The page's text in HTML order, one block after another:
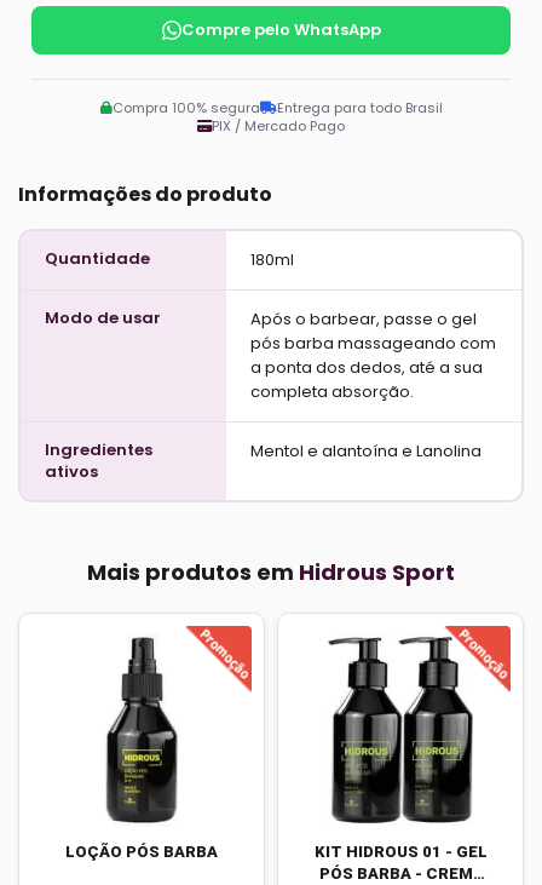
Compre pelo WhatsApp
Compra 100% segura
Entrega para todo Brasil
PIX / Mercado Pago
Informações do produto
Quantidade 180ml
Modo de usar
Após o barbear, passe o gel
pós barba massageando com
a ponta dos dedos, até a sua
completa absorção.
Ingredientes
ativos
Mentol e alantoína e Lanolina
Mais produtos em Hidrous Sport
LOÇÃO PÓS BARBA
KIT HIDROUS 01 - GEL
PÓS BARBA - CREME